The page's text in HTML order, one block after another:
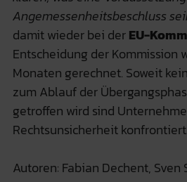
Angemessenheitsbeschluss
damit wieder bei derEU-
Entscheidung der Kommission
Monaten gerechnet. Soweit
zum Ablauf der
getroffen wird sind
Rechtsunsicherheit
Autoren: Fabian Dechent, Sven